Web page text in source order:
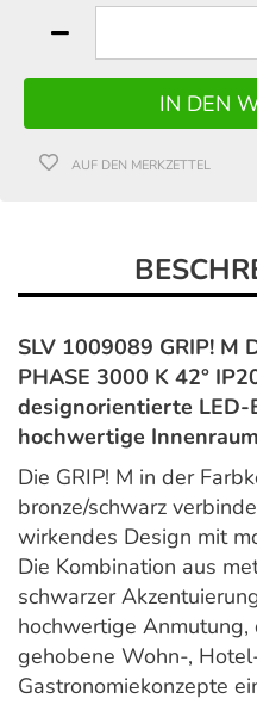
AUF DEN MERKZETTEL
SLV 1009089 GRIP! M
PHASE 3000 K 42°
designorientierte
hochwertige
Die GRIP! M in der
bronze/schwarz
wirkendes Design mit
Die Kombination aus
schwarzer
hochwertige
gehobene Wohn-,
Gastronomiekonzepte